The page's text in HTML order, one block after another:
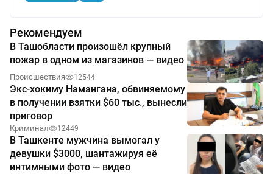
Рекомендуем
В Ташобласти произошёл крупный
пожар в одном из магазинов — видео
Происшествия 12544
Экс-хокиму Намангана, обвиняемому
в получении взятки $60 тыс., вынесли
приговор
Криминал 12449
В Ташкенте мужчина вымогал у
девушки $3000, шантажируя её
интимными фото — видео